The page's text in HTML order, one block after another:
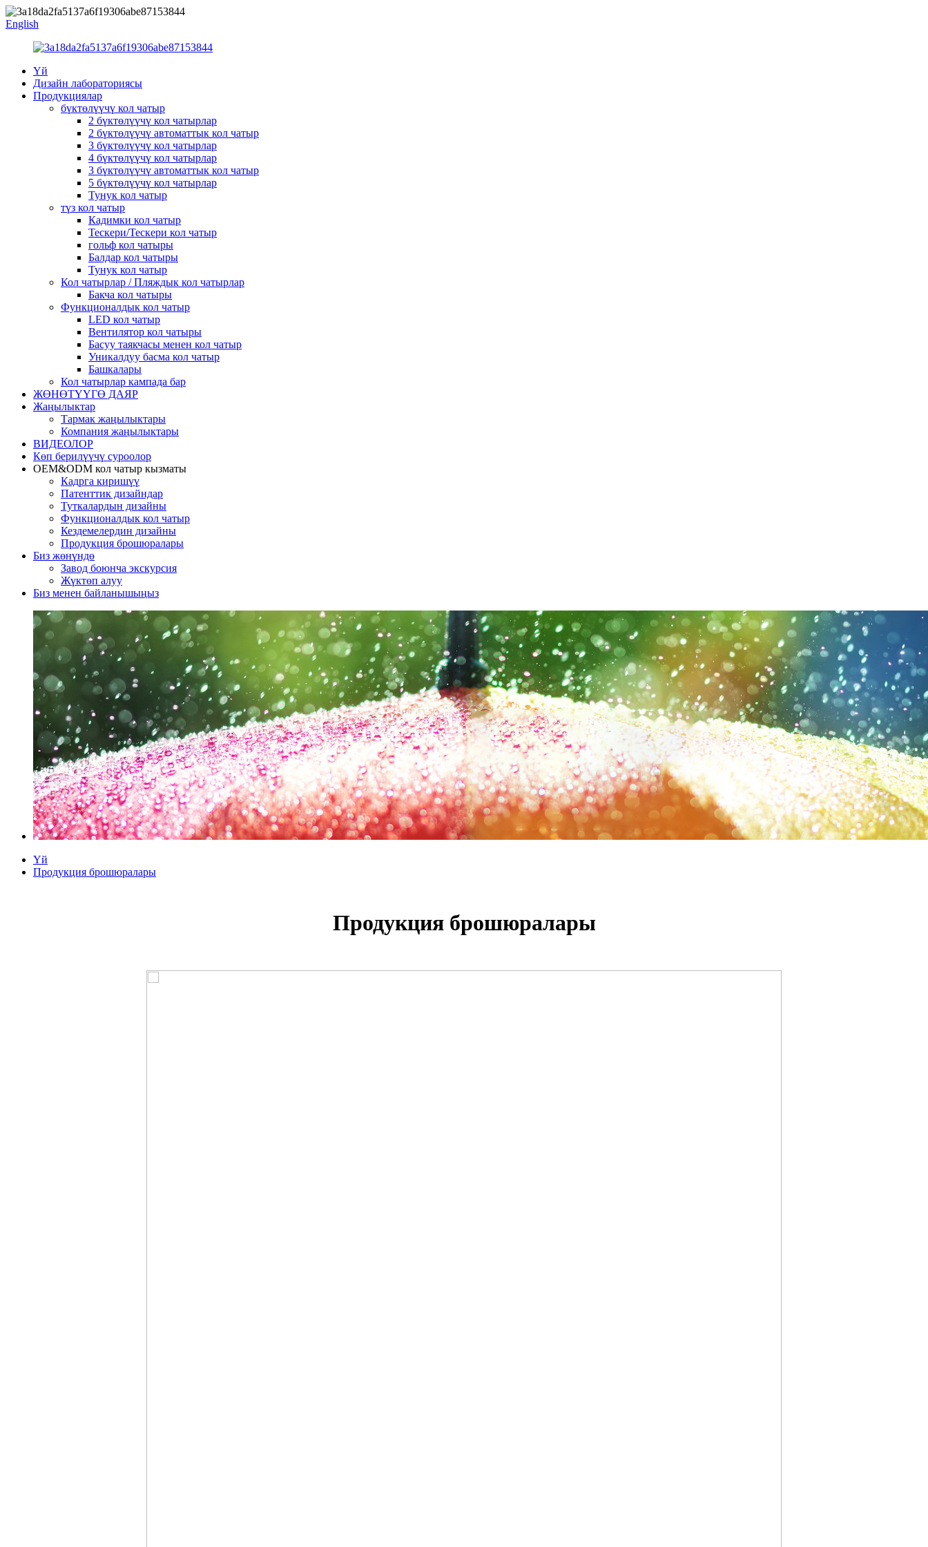
English
Үй
Дизайн лабораториясы
Продукциялар
бүктөлүүчү кол чатыр
2 бүктөлүүчү кол чатырлар
2 бүктөлүүчү автоматтык кол чатыр
3 бүктөлүүчү кол чатырлар
4 бүктөлүүчү кол чатырлар
3 бүктөлүүчү автоматтык кол чатыр
5 бүктөлүүчү кол чатырлар
Тунук кол чатыр
түз кол чатыр
Кадимки кол чатыр
Тескери/Тескери кол чатыр
гольф кол чатыры
Балдар кол чатыры
Тунук кол чатыр
Кол чатырлар / Пляждык кол чатырлар
Бакча кол чатыры
Функционалдык кол чатыр
LED кол чатыр
Вентилятор кол чатыры
Басуу таякчасы менен кол чатыр
Уникалдуу басма кол чатыр
Башкалары
Кол чатырлар кампада бар
ЖӨНӨТҮҮГӨ ДАЯР
Жаңылыктар
Тармак жаңылыктары
Компания жаңылыктары
ВИДЕОЛОР
Көп берилүүчү суроолор
OEM&ODM кол чатыр кызматы
Кадрга киришүү
Патенттик дизайндар
Туткалардын дизайны
Функционалдык кол чатыр
Кездемелердин дизайны
Продукция брошюралары
Биз жөнүндө
Завод боюнча экскурсия
Жүктөп алуу
Биз менен байланышыңыз
Үй
Продукция брошюралары
Продукция брошюралары